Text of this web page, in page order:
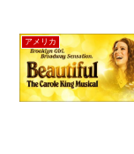
アメリカ